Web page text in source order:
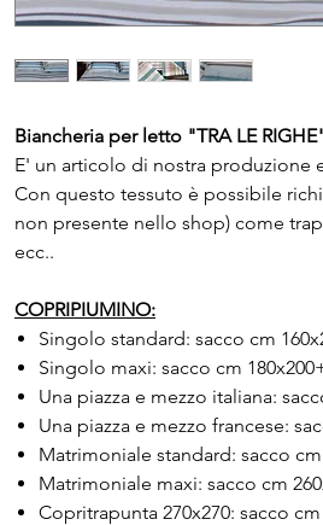
Biancheria per letto "TRA LE
E' un articolo di nostra produzione
Con questo tessuto è possibile
non presente nello shop) come
ecc..
COPRIPIUMINO:
Singolo standard: sacco cm
Singolo maxi: sacco cm
Una piazza e mezzo italiana:
Una piazza e mezzo francese:
Matrimoniale standard: sacco
Matrimoniale maxi: sacco cm
Copritrapunta 270x270: sacco